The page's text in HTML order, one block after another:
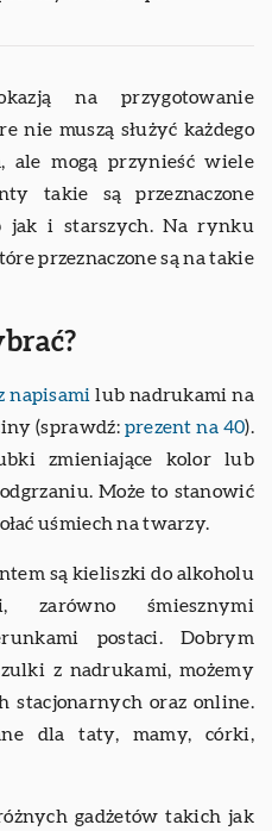
na przygotowanie
nie muszą służyć każdego
ale mogą przynieść wiele
takie są przeznaczone
jak i starszych. Na rynku
przeznaczone są na takie
napisami lub nadrukami na
(sprawdź: prezent na 40).
zmieniające kolor lub
Może to stanowić
uśmiech na twarzy.
są kieliszki do alkoholu
zarówno śmiesznymi
postaci. Dobrym
z nadrukami, możemy
stacjonarnych oraz online.
dla taty, mamy, córki,
gadżetów takich jak